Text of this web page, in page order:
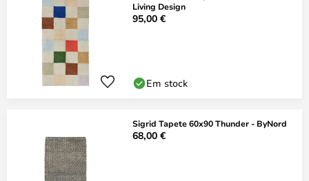
Living Design
95,00 €
Em stock
Sigrid Tapete 60x90 Thunder - ByNord
68,00 €